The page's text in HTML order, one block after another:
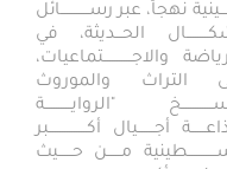
نهجاً، عبر رســــــــــــائل
الحـــديثة، في
التراث والموروث
"الروايـــــــــــة
أجـــــــيال أكــــــــــــــــبر
مــــــن حــــــيث